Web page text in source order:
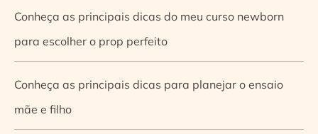
Conheça as principais dicas do meu curso newborn
para escolher o prop perfeito
Conheça as principais dicas para planejar o ensaio
mãe e filho